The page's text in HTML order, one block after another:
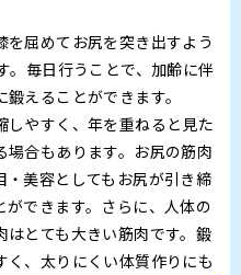
屈めてお尻を突き出すよう
。毎日行うことで、加齢に伴
えることができます。
しやすく、年を重ねると見た
場合もあります。お尻の筋肉
美容としてもお尻が引き締
できます。さらに、人体の
とても大きい筋肉です。鍛
く、太りにくい体質作りにも